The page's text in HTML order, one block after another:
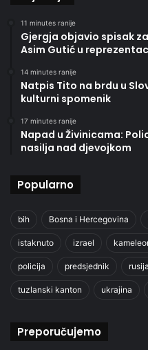
11 minutes ranije
Gjergja objavio spisak
Asim Gutić u
14 minutes ranije
Natpis Tito na brdu u
kulturni spomenik
17 minutes ranije
Napad u Živinicama:
nasilja nad djevojkom
Popularno
bih Bosna i Hercegovina
istaknuto izrael
policija predsjednik rusija
tuzlanski kanton ukrajina
Preporučujemo